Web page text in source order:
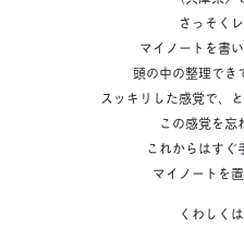
さっそく
マイノートを書
頭の中の整理でき
スッキリした感覚で、
この感覚を忘
これからはすぐ
マイノートを
くわしく